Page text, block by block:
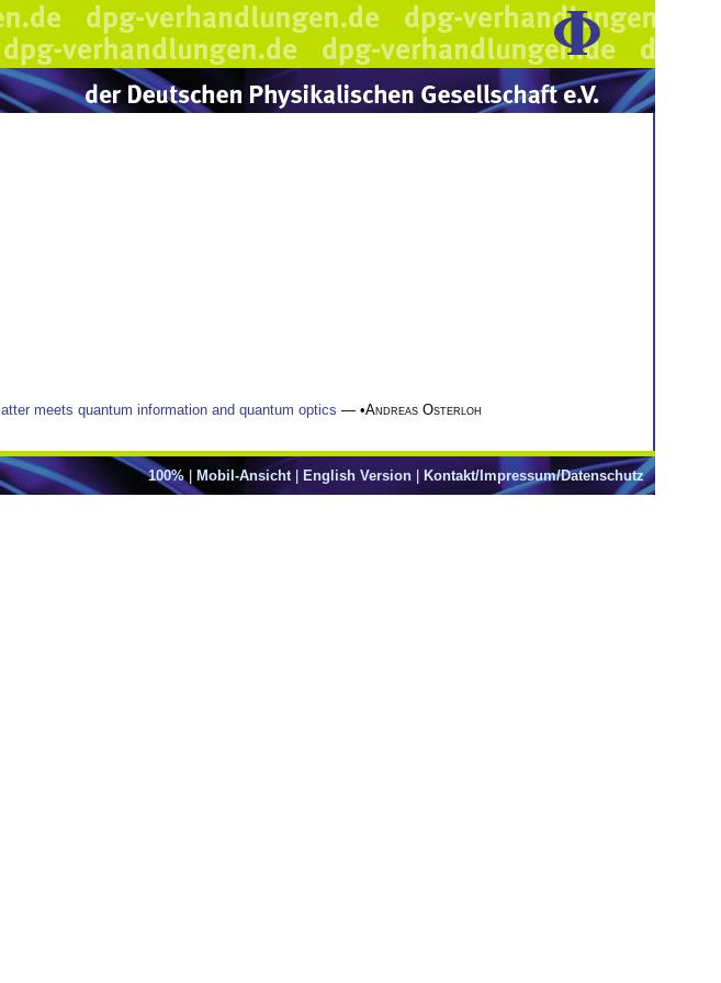
meets quantum information and quantum optics — •Andreas Osterloh
100%| Mobil-Ansicht | English Version | Kontakt/Impressum/Datenschutz